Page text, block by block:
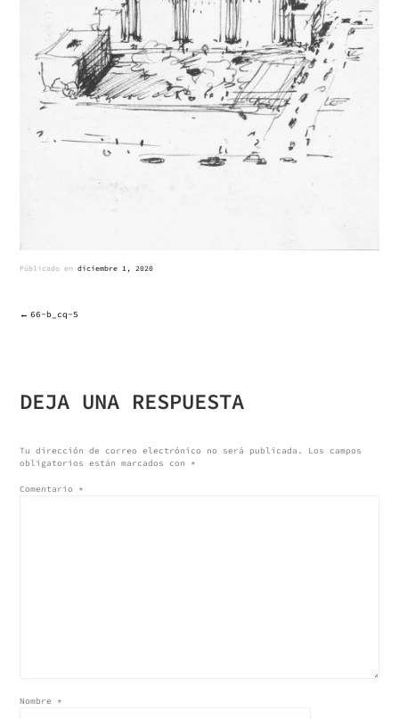
Públicado endiciembre 1, 2020
NAVEGACIÓN
ENTRADAS
66-b_cq-5
DEJA UNA RESPUESTA
Tu dirección de correo electrónico no será publicada.
Los campos
obligatorios están marcados con *
Comentario *
Nombre *